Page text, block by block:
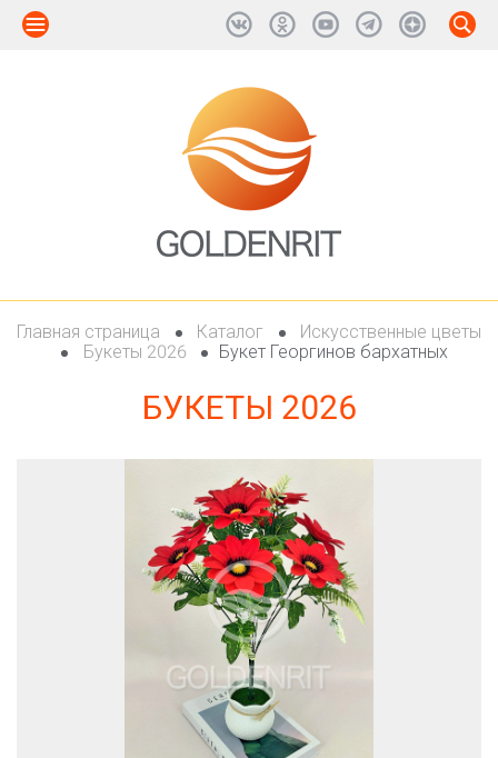
Главная страница Каталог
Искусственные цветы
Букеты 2026
Букет Георгинов бархатных
БУКЕТЫ 2026